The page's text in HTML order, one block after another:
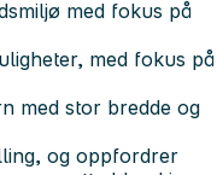
med fokus på
med fokus på
med stor bredde og
og oppfordrer